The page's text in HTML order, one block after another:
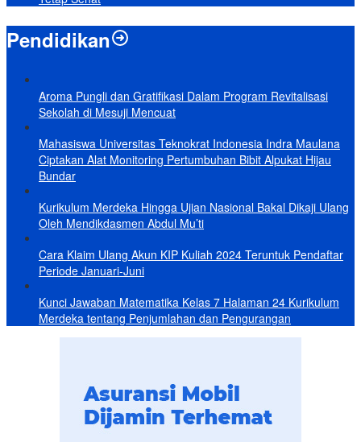
Pendidikan
Aroma Pungli dan Gratifikasi Dalam Program Revitalisasi
Sekolah di Mesuji Mencuat
Mahasiswa Universitas Teknokrat Indonesia Indra Maulana
Ciptakan Alat Monitoring Pertumbuhan Bibit Alpukat Hijau
Bundar
Kurikulum Merdeka Hingga Ujian Nasional Bakal Dikaji Ulang
Oleh Mendikdasmen Abdul Mu’ti
Cara Klaim Ulang Akun KIP Kuliah 2024 Teruntuk Pendaftar
Periode Januari-Juni
Kunci Jawaban Matematika Kelas 7 Halaman 24 Kurikulum
Merdeka tentang Penjumlahan dan Pengurangan